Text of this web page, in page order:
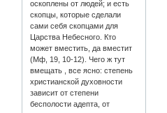
оскоплены от людей; и есть
скопцы, которые сделали
сами себя скопцами для
Царства Небесного. Кто
может вместить, да вместит
(Мф, 19, 10-12). Чего ж тут
вмещать , все ясно: степень
христианской духовности
зависит от степени
бесполости адепта, от